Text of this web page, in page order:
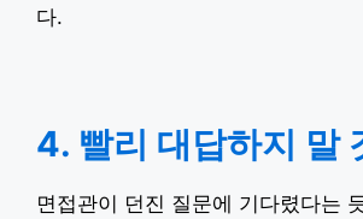
다.
4. 빨리 대답하지 말
면접관이 던진 질문에 기다렸다는